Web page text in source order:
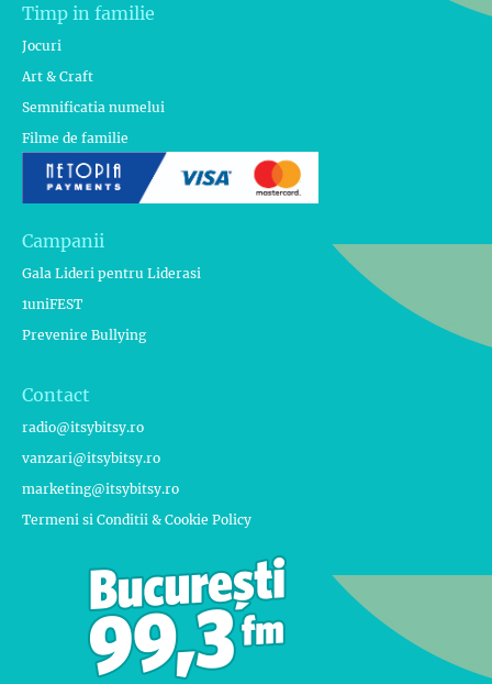
Timp in familie
Jocuri
Art & Craft
Semnificatia numelui
Filme de familie
Campanii
Gala Lideri pentru Liderasi
1uniFEST
Prevenire Bullying
Contact
radio@itsybitsy.ro
vanzari@itsybitsy.ro
marketing@itsybitsy.ro
Termeni si Conditii & Cookie Policy